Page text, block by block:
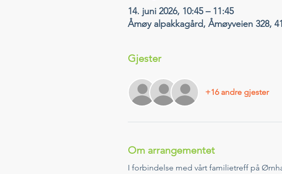
14. juni 2026, 10:45 – 11:45
Åmøy alpakkagård, Åmøyveien 328,
Gjester
+16 andre gjester
Om arrangementet
I forbindelse med vårt familietreff på